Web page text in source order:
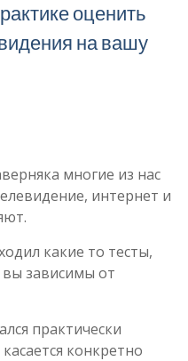
оценить
на вашу
многие из нас
интернет и
какие то тесты,
вы зависимы от
практически
конкретно